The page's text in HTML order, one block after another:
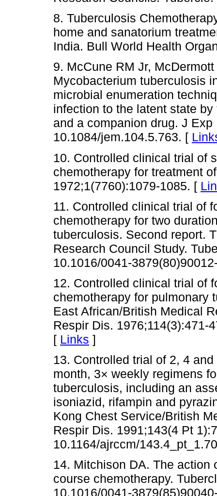
8. Tuberculosis
home and sanatorium
India. Bull World Health
9. McCune RM Jr,
Mycobacterium tuberculosis
microbial enumeration
infection to the latent state
and a companion drug. J
10.1084/jem.104.5.763. [
10. Controlled clinical trial of
chemotherapy for treatment
1972;1(7760):1079-1085. [
11. Controlled clinical trial of
chemotherapy for two
tuberculosis. Second report.
Research Council Study.
10.1016/0041-
12. Controlled clinical trial of
chemotherapy for pulmonary
East African/British Medical
Respir Dis. 1976;114(3):471-
[ Links ]
13. Controlled trial of 2, 4
month, 3× weekly regimens
tuberculosis, including an
isoniazid, rifampin and
Kong Chest Service/British
Respir Dis. 1991;143(4 Pt
10.1164/ajrccm/
14. Mitchison DA. The action
course chemotherapy.
10.1016/0041-